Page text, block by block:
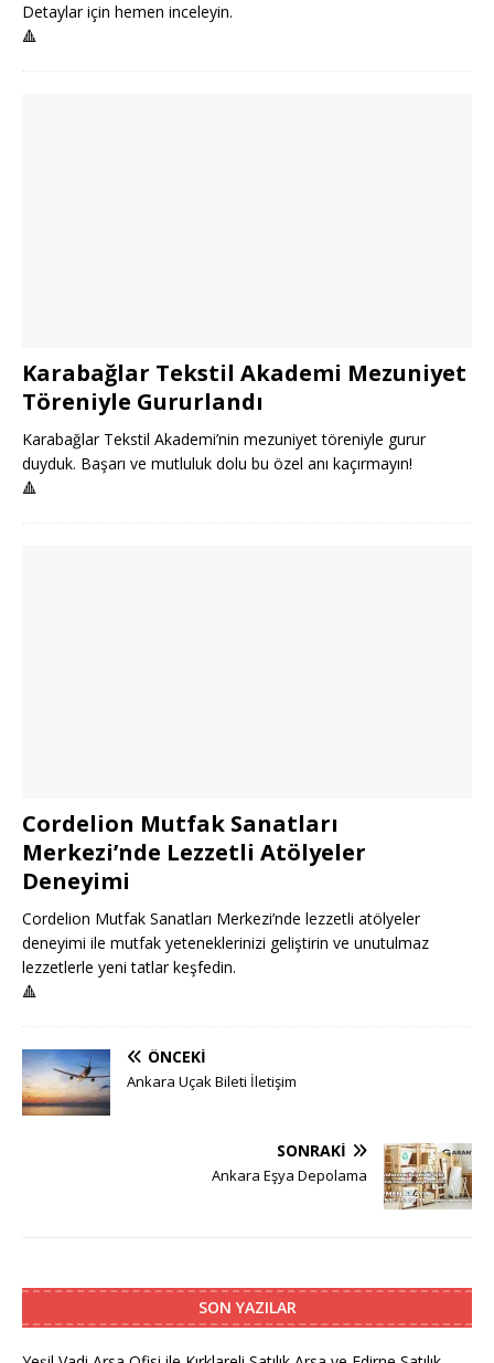
Detaylar için hemen inceleyin.
🔺
Karabağlar Tekstil Akademi Mezuniyet
Töreniyle Gururlandı
Karabağlar Tekstil Akademi’nin mezuniyet töreniyle gurur
duyduk. Başarı ve mutluluk dolu bu özel anı kaçırmayın!
🔺
Cordelion Mutfak Sanatları
Merkezi’nde Lezzetli Atölyeler
Deneyimi
Cordelion Mutfak Sanatları Merkezi’nde lezzetli atölyeler
deneyimi ile mutfak yeteneklerinizi geliştirin ve unutulmaz
lezzetlerle yeni tatlar keşfedin.
🔺
ÖNCEKI
Ankara Uçak Bileti İletişim
SONRAKI
Ankara Eşya Depolama
SON YAZILAR